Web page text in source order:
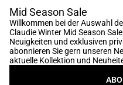
Mid Season Sale
Willkommen bei der Auswahl
Claudie Winter Mid Season
Neuigkeiten und exklusiven
abonnieren Sie gern unseren
aktuelle Kollektion und